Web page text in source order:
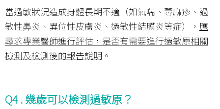
當過敏狀況造成身體長期不適（如氣喘、蕁麻疹、過
敏性鼻炎、異位性皮膚炎、過敏性結膜炎等症）， 應
尋求專業醫師進行評估，是否有需要進行過敏原相關
檢測及檢測後的報告說明 。
Q4 .幾歲可以檢測過敏原？